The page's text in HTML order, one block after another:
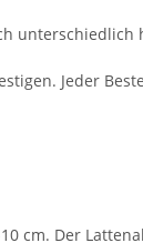
unterschiedlich
Jeder
cm. Der